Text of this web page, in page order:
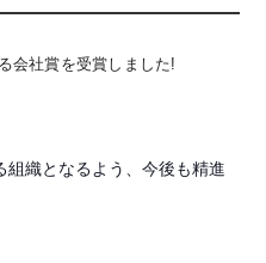
会社賞を受賞しました!
織となるよう、今後も精進